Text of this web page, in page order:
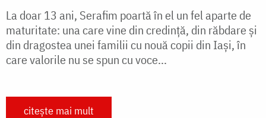
La doar 13 ani, Serafim poartă în el un fel aparte de
maturitate: una care vine din credință, din răbdare și
din dragostea unei familii cu nouă copii din Iași, în
care valorile nu se spun cu voce...
citește mai mult